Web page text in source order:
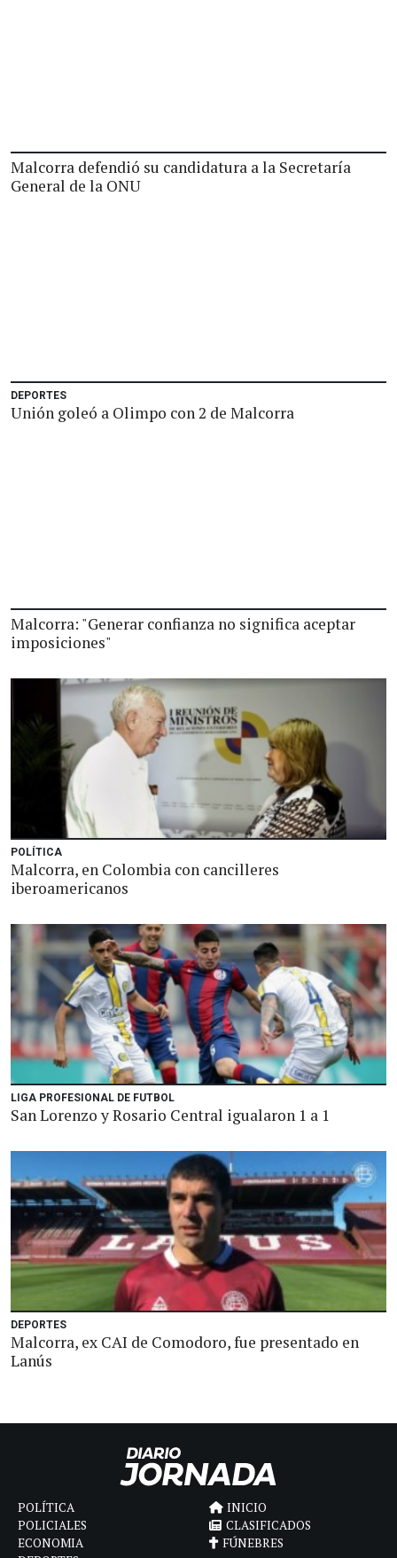
Malcorra defendió su candidatura a la Secretaría
General de la ONU
DEPORTES
Unión goleó a Olimpo con 2 de Malcorra
Malcorra: "Generar confianza no significa aceptar
imposiciones"
POLÍTICA
Malcorra, en Colombia con cancilleres
iberoamericanos
LIGA PROFESIONAL DE FUTBOL
San Lorenzo y Rosario Central igualaron 1 a 1
DEPORTES
Malcorra, ex CAI de Comodoro, fue presentado en
Lanús
POLÍTICA
POLICIALES
ECONOMIA
INICIO
CLASIFICADOS
FÚNEBRES